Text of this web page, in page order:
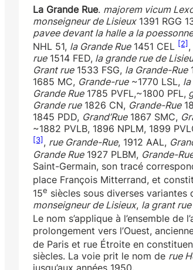
La Grande Rue. majorem vicum
monseigneur de Lisieux1391 RGG
pavee devant la halle a la
NHL 51, la Grande Rue1451 CEL [2]
rue1514 FED, la grande rue de
Grant rue1533 FSG, la Grande-Rue
1685 MC, Grande-rue~1770 LSL, la
Grande Rue1785 PVFL,~1800 PFL,
Grande rue1826 CN, Grande-Rue
1845 PDD, Grand’Rue1867 SMC,
~1882 PVLB, 1896 NPLM, 1899
[3], rue Grande-Rue, 1912 AAL,
Grande Rue1927 PLBM, Grande-
Saint-Germain, son tracé
place François Mitterrand, et
15e siècles sous diverses
monseigneur de Lisieux, la grant
Le nom s’applique à l’ensemble de
prolongement vers l’Ouest,
de Paris et rue Étroite en
siècles. La voie prit le nom de rue
jusqu’aux années 1950.